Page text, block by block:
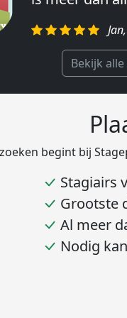
regelen.″
zoeken begint bij
Stagiairs
Grootste
Al meer
Nodig